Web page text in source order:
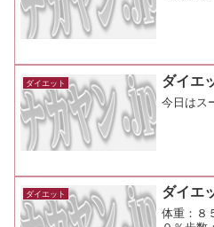
ダイエット ダイエ
今日はス
ダイエット ダイエ
体重：８